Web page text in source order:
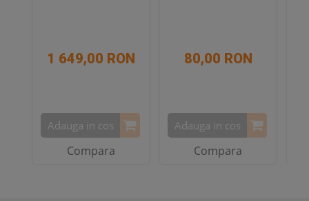
1 649,00 RON
Adauga in cos
Compara
80,00 RON
Adauga in cos
Compara